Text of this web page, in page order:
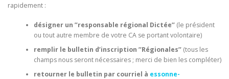
rapidement :
désigner un ’’responsable régional Dictée’’ (le président
ou tout autre membre de votre CA se portant volontaire)
remplir le bulletin d’inscription ’’Régionales’’ (tous les
champs nous seront nécessaires ; merci de bien les compléter)
retourner le bulletin par courriel à essonne-